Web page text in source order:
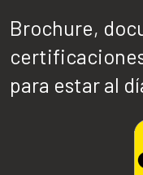
Brochure,
para estar al